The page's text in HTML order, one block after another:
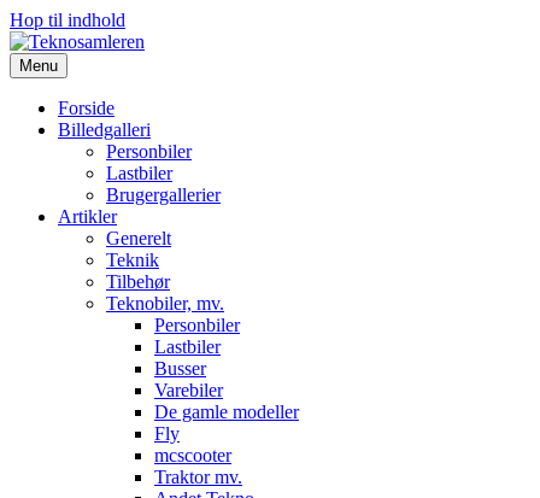
Hop til indhold
Menu
Forside
Billedgalleri
Personbiler
Lastbiler
Brugergallerier
Artikler
Generelt
Teknik
Tilbehør
Teknobiler, mv.
Personbiler
Lastbiler
Busser
Varebiler
De gamle modeller
Fly
mcscooter
Traktor mv.